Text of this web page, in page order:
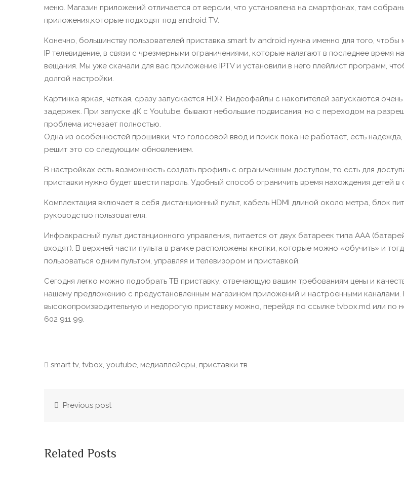
меню. Магазин приложений отличается от версии, что установлена на смартфонах, там
приложения,которые подходят под android TV.
Конечно, большинству пользователей приставка smart tv android нужна именно для того,
IP телевидение, в связи с чрезмерными ограничениями, которые налагают в последнее время
вещания. Мы уже скачали для вас приложение IPTV и установили в него плейлист программ,
долгой настройки.
Картинка яркая, четкая, сразу запускается HDR. Видеофайлы с накопителей запускаются
задержек. При запуске 4К с Youtube, бывают небольшие подвисания, но с переходом на
проблема исчезает полностью.
Одна из особенностей прошивки, что голосовой ввод и поиск пока не работает, есть надежда,
решит это со следующим обновлением.
В настройках есть возможность создать профиль с ограниченным доступом, то есть для
приставки нужно будет ввести пароль. Удобный способ ограничить время нахождения детей в
Комплектация включает в себя дистанционный пульт, кабель HDMI длиной около метра, блок
руководство пользователя.
Инфракрасный пульт дистанционного управления, питается от двух батареек типа AAA
входят). В верхней части пульта в рамке расположены кнопки, которые можно «обучить» и
пользоваться одним пультом, управляя и телевизором и приставкой.
Сегодня легко можно подобрать ТВ приставку, отвечающую вашим требованиям цены и
нашему предложению с предустановленным магазином приложений и настроенными каналами.
высокопроизводительную и недорогую приставку можно, перейдя по ссылке tvbox.md или по
602 911 99.
smart tv, tvbox, youtube, медиаплейеры, приставки тв
Previous post
Related Posts